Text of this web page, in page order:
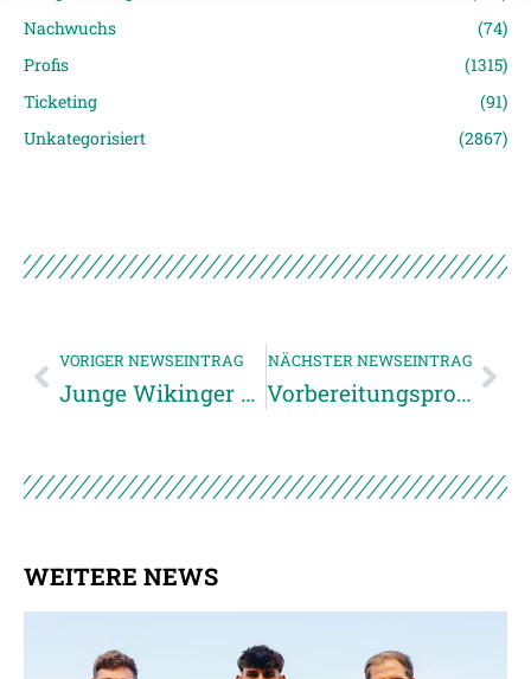
Nachwuchs
(74)
Profis
(1315)
Ticketing
(91)
Unkategorisiert
(2867)
VORIGER NEWSEINTRAG
Junge Wikinger starten in die Frühjahrsvorbereitung
NÄCHSTER NEWSEINTRAG
Vorbereitungsprogramm unserer Akademieteams
WEITERE NEWS